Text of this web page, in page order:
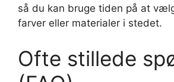
så du kan bruge tiden på at
farver eller materialer i stedet.
Ofte stillede